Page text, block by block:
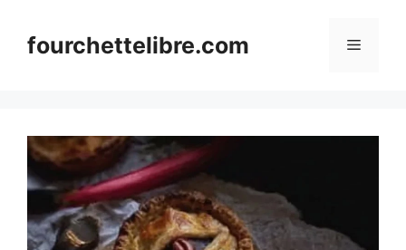
contentfourchettelibre.com Menu